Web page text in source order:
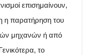
επισημαίνουν,
η παρατήρηση του
μηχανών ή από
το